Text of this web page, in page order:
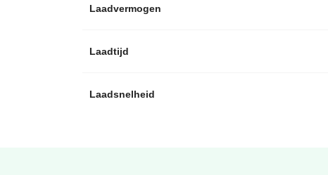
Laadvermogen
Laadtijd
Laadsnelheid